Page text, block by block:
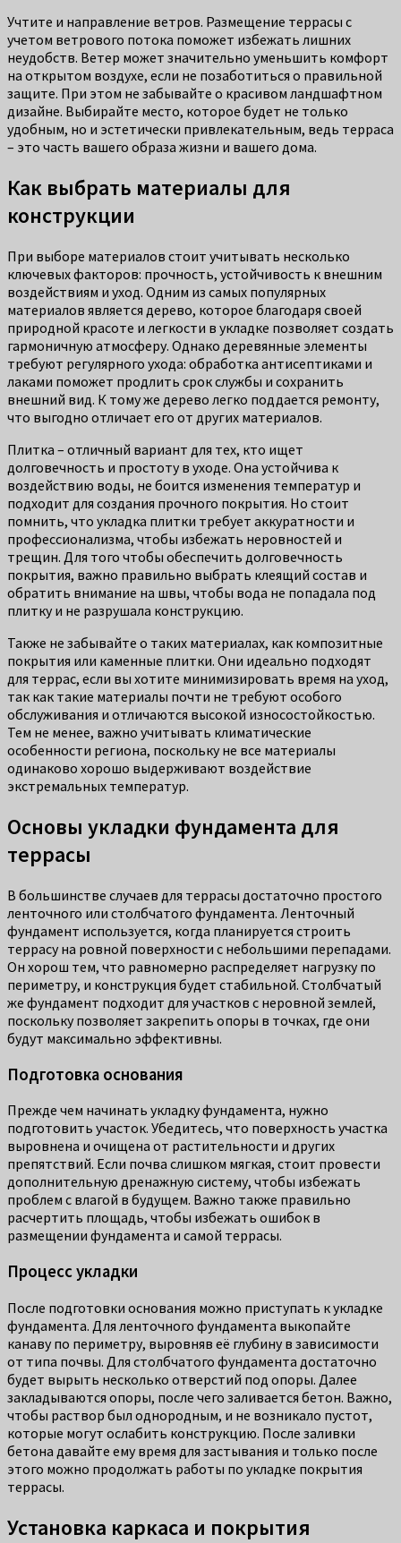
Учтите и направление ветров. Размещение террасы с
учетом ветрового потока поможет избежать лишних
неудобств. Ветер может значительно уменьшить комфорт
на открытом воздухе, если не позаботиться о правильной
защите. При этом не забывайте о красивом ландшафтном
дизайне. Выбирайте место, которое будет не только
удобным, но и эстетически привлекательным, ведь терраса
– это часть вашего образа жизни и вашего дома.
Как выбрать материалы для
конструкции
При выборе материалов стоит учитывать несколько
ключевых факторов: прочность, устойчивость к внешним
воздействиям и уход. Одним из самых популярных
материалов является дерево, которое благодаря своей
природной красоте и легкости в укладке позволяет создать
гармоничную атмосферу. Однако деревянные элементы
требуют регулярного ухода: обработка антисептиками и
лаками поможет продлить срок службы и сохранить
внешний вид. К тому же дерево легко поддается ремонту,
что выгодно отличает его от других материалов.
Плитка – отличный вариант для тех, кто ищет
долговечность и простоту в уходе. Она устойчива к
воздействию воды, не боится изменения температур и
подходит для создания прочного покрытия. Но стоит
помнить, что укладка плитки требует аккуратности и
профессионализма, чтобы избежать неровностей и
трещин. Для того чтобы обеспечить долговечность
покрытия, важно правильно выбрать клеящий состав и
обратить внимание на швы, чтобы вода не попадала под
плитку и не разрушала конструкцию.
Также не забывайте о таких материалах, как композитные
покрытия или каменные плитки. Они идеально подходят
для террас, если вы хотите минимизировать время на уход,
так как такие материалы почти не требуют особого
обслуживания и отличаются высокой износостойкостью.
Тем не менее, важно учитывать климатические
особенности региона, поскольку не все материалы
одинаково хорошо выдерживают воздействие
экстремальных температур.
Основы укладки фундамента для
террасы
В большинстве случаев для террасы достаточно простого
ленточного или столбчатого фундамента. Ленточный
фундамент используется, когда планируется строить
террасу на ровной поверхности с небольшими перепадами.
Он хорош тем, что равномерно распределяет нагрузку по
периметру, и конструкция будет стабильной. Столбчатый
же фундамент подходит для участков с неровной землей,
поскольку позволяет закрепить опоры в точках, где они
будут максимально эффективны.
Подготовка основания
Прежде чем начинать укладку фундамента, нужно
подготовить участок. Убедитесь, что поверхность участка
выровнена и очищена от растительности и других
препятствий. Если почва слишком мягкая, стоит провести
дополнительную дренажную систему, чтобы избежать
проблем с влагой в будущем. Важно также правильно
расчертить площадь, чтобы избежать ошибок в
размещении фундамента и самой террасы.
Процесс укладки
После подготовки основания можно приступать к укладке
фундамента. Для ленточного фундамента выкопайте
канаву по периметру, выровняв её глубину в зависимости
от типа почвы. Для столбчатого фундамента достаточно
будет вырыть несколько отверстий под опоры. Далее
закладываются опоры, после чего заливается бетон. Важно,
чтобы раствор был однородным, и не возникало пустот,
которые могут ослабить конструкцию. После заливки
бетона давайте ему время для застывания и только после
этого можно продолжать работы по укладке покрытия
террасы.
Установка каркаса и покрытия